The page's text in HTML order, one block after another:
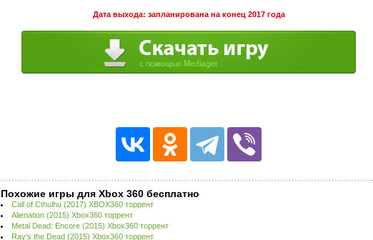
Дата выхода: запланирована на конец 2017 года
Похожие игры для Xbox 360 бесплатно
Call of Cthulhu (2017) XBOX360 торрент
Alienation (2015) Xbox360 торрент
Metal Dead: Encore (2015) Xbox360 торрент
Ray’s the Dead (2015) Xbox360 торрент